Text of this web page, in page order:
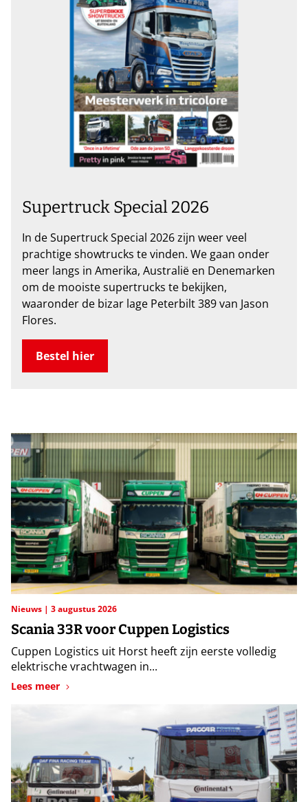
Supertruck Special 2026
In de Supertruck Special 2026 zijn weer veel
prachtige showtrucks te vinden. We gaan onder
meer langs in Amerika, Australië en Denemarken
om de mooiste supertrucks te bekijken,
waaronder de bizar lage Peterbilt 389 van Jason
Flores.
Bestel hier
Nieuws 3 augustus 2026
Scania 33R voor Cuppen Logistics
Cuppen Logistics uit Horst heeft zijn eerste volledig
elektrische vrachtwagen in...
Lees meer